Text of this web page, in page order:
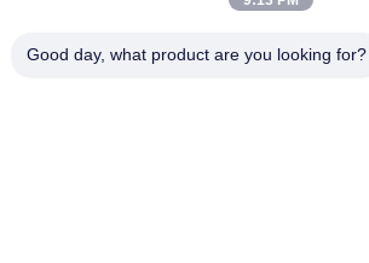
Адрес
Good day, what product are you looking for?